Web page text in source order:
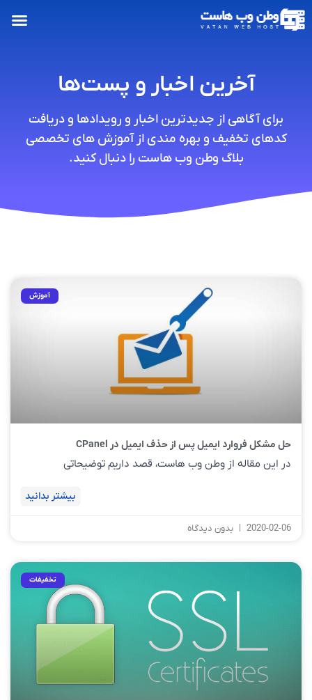
آخرین اخبار و پست‌ها
برای آگاهی از جدیدترین اخبار و رویدادها و دریافت
کدهای تخفیف و بهره مندی از آموزش های تخصصی
بلاگ وطن وب هاست را دنبال کنید.
آموزش
حل مشکل فروارد ایمیل پس از حذف ایمیل در CPanel
در این مقاله از وطن وب هاست، قصد داریم توضیحاتی
بیشتر بدانید
2020-02-06 بدون دیدگاه
تخفیفات